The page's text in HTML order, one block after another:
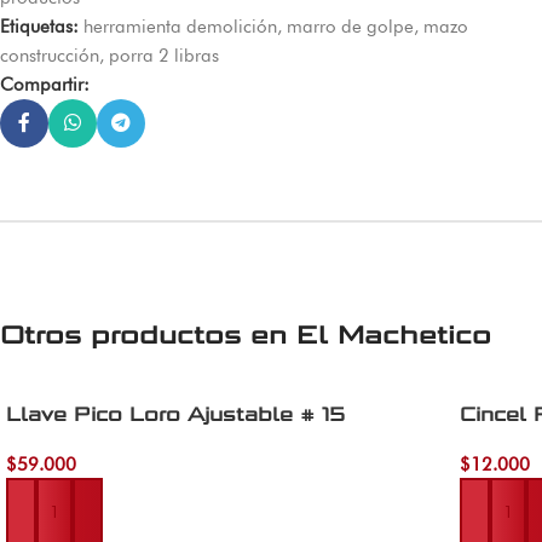
Etiquetas: herramienta demolición, marro de golpe, mazo
construcción, porra 2 libras
Compartir:
Otros productos en El Machetico
Llave Pico Loro Ajustable # 15
$59.000
Añadir al carrito
Cincel
$12.000
Añadir al